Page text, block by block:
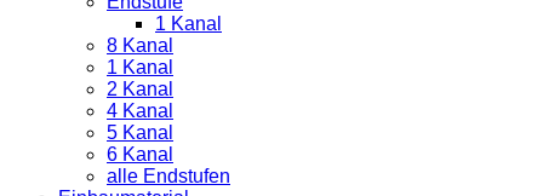
1 Kanal
8 Kanal
1 Kanal
2 Kanal
4 Kanal
5 Kanal
6 Kanal
alle Endstufen